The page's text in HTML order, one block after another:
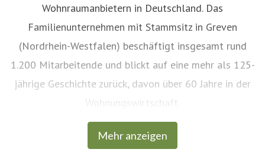
Wohnraumanbietern in Deutschland. Das
Familienunternehmen mit Stammsitz in Greven
(Nordrhein-Westfalen) beschäftigt insgesamt rund
1.200 Mitarbeitende und blickt auf eine mehr als 125-
jährige Geschichte zurück, davon über 60 Jahre in der
Wohnungswirtschaft.
Eine Besonderheit der Unternehmensgruppe Sahle
Mehr anzeigen